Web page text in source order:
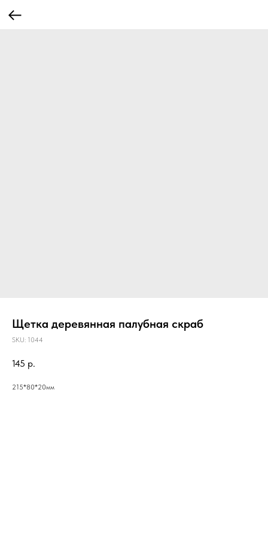
Щетка деревянная палубная скраб
SKU: 1044
145 р.
215*80*20мм